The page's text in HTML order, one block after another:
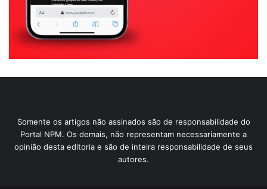
Somente os artigos não assinados são de responsabilidade do
Portal NPM. Os demais, não representam necessariamente a
opinião desta editoria e são de inteira responsabilidade de seus
autores.